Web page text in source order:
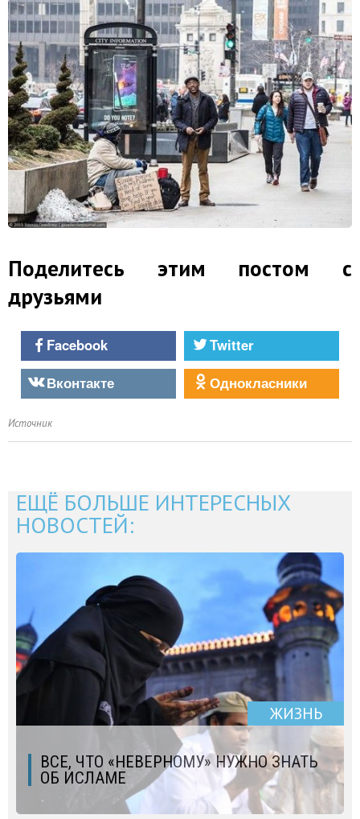
Поделитесь этим постом с
друзьями
Facebook
Twitter
Вконтакте
Однокласники
Источник
ЕЩЁ БОЛЬШЕ ИНТЕРЕСНЫХ
НОВОСТЕЙ:
ЖИЗНЬ
ВСЕ, ЧТО «НЕВЕРНОМУ» НУЖНО ЗНАТЬ
ОБ ИСЛАМЕ